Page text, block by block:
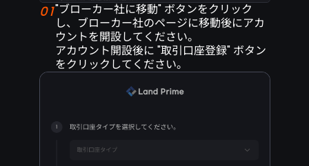
01"ブローカー社に移動" ボタンをクリック
し、 ブローカー社のページに移動後にアカ
ウントを開設してください。
アカウント開設後に "取引口座登録" ボタン
をクリックしてください。